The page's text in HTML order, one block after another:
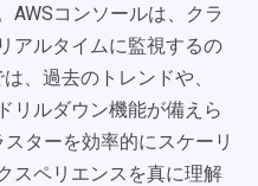
AWSコンソールは、クラ
アルタイムに監視するの
、過去のトレンドや、
リルダウン機能が備えら
ターを効率的にスケーリ
スペリエンスを真に理解